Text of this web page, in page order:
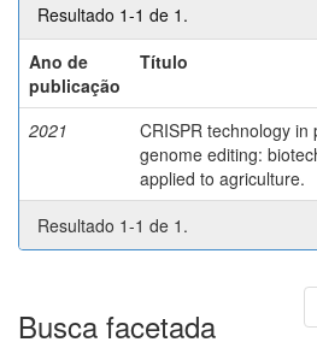
Resultado 1-1 de 1.
Ano de
publicação
Título
2021
CRISPR technology in
genome editing:
applied to agriculture.
Resultado 1-1 de 1.
Busca facetada